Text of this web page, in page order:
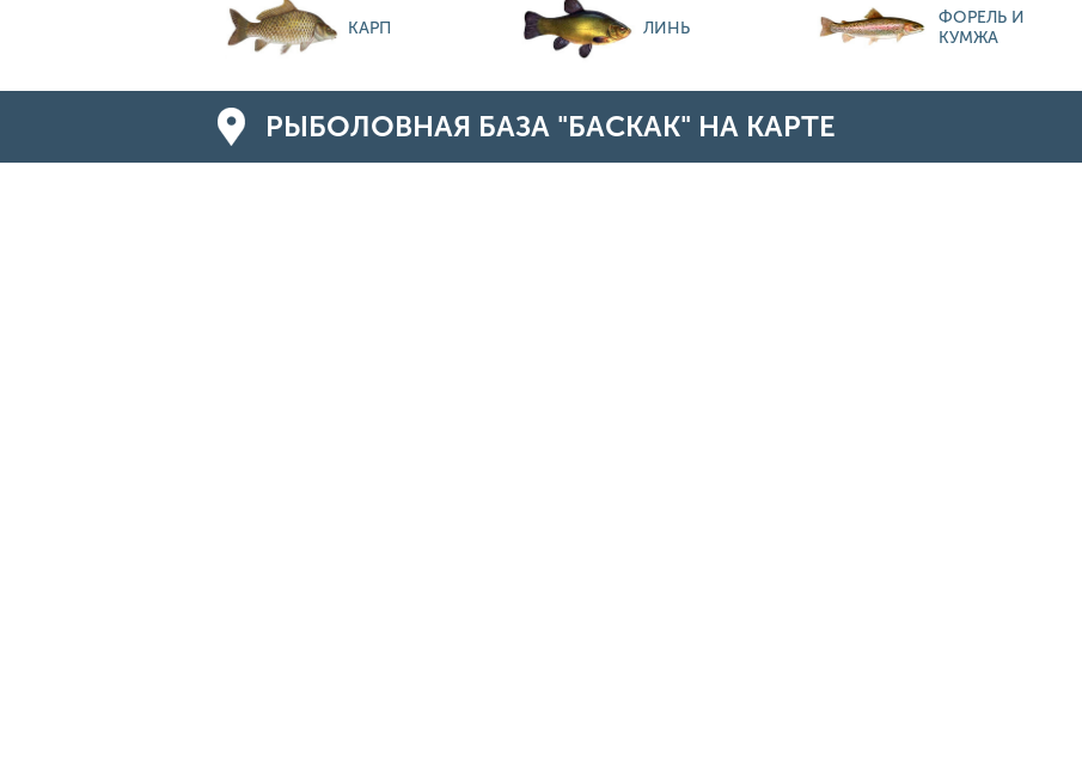
КАРП ЛИНЬ
ФОРЕЛЬ И
КУМЖА
РЫБОЛОВНАЯ БАЗА "БАСКАК" НА КАРТЕ